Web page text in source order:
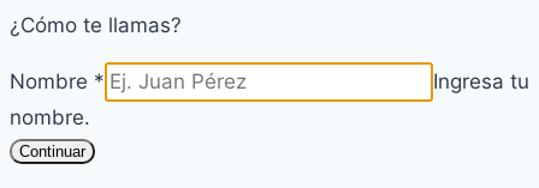
¿Cómo te llamas?
Nombre *
Ingresa tu
nombre.
Continuar